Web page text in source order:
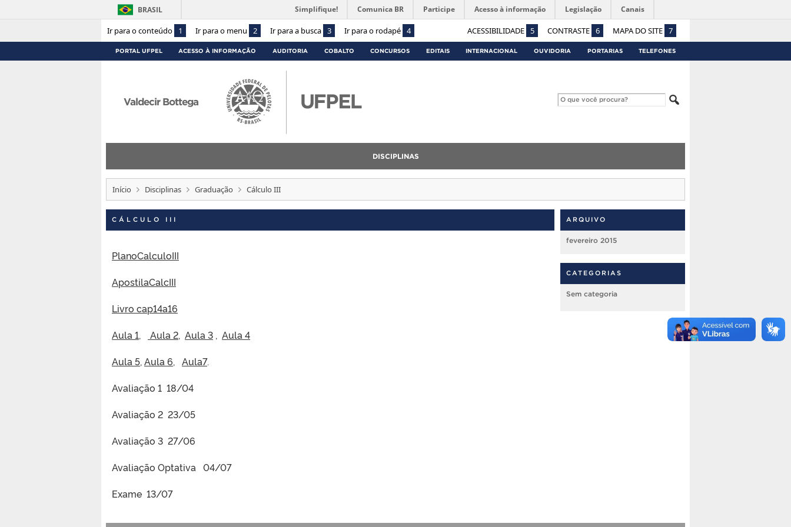
Ir para o conteúdo 1 Ir para o menu 2 Ir para a busca 3 Ir para o rodapé 4 ACESSIBILIDADE 5 CONTRASTE 6 MAPA DO SITE 7
BRASIL Simplifique! Comunica BR Participe Acesso à informação Legislação Canais
PORTAL UFPEL ACESSO À INFORMAÇÃO AUDITORIA COBALTO CONCURSOS EDITAIS INTERNACIONAL OUVIDORIA PORTARIAS TELEFONES
Valdecir Bottega
DISCIPLINAS
Início Disciplinas Graduação Cálculo III
CÁLCULO III
PlanoCalculoIII
ApostilaCalcIII
Livro cap14a16
Aula 1, Aula 2, Aula 3 , Aula 4
Aula 5, Aula 6, Aula7.
Avaliação 1 18/04
Avaliação 2 23/05
Avaliação 3 27/06
Avaliação Optativa 04/07
Exame 13/07
ARQUIVO
fevereiro 2015
CATEGORIAS
Sem categoria